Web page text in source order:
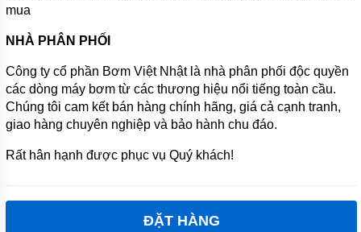
mua
NHÀ PHÂN PHỐI
Công ty cổ phần Bơm Việt Nhật là nhà phân phối độc quyền
các dòng máy bơm từ các thương hiệu nổi tiếng toàn cầu.
Chúng tôi cam kết bán hàng chính hãng, giá cả cạnh tranh,
giao hàng chuyên nghiệp và bảo hành chu đáo.
Rất hân hạnh được phục vụ Quý khách!
ĐẶT HÀNG